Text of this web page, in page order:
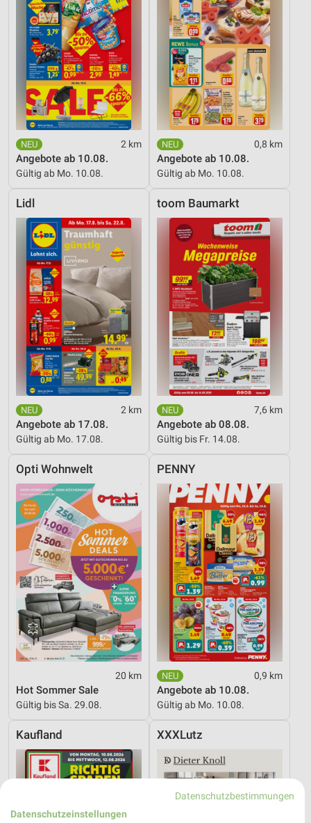
2 km
Angebote ab 10.08.
Gültig ab Mo. 10.08.
0,8 km
Angebote ab 10.08.
Gültig ab Mo. 10.08.
Lidl
2 km
Angebote ab 17.08.
Gültig ab Mo. 17.08.
toom Baumarkt
7,6 km
Angebote ab 08.08.
Gültig bis Fr. 14.08.
Opti Wohnwelt
20 km
Hot Sommer Sale
Gültig bis Sa. 29.08.
PENNY
0,9 km
Angebote ab 10.08.
Gültig ab Mo. 10.08.
Kaufland XXXLutz
Datenschutzbestimmungen
Datenschutzeinstellungen